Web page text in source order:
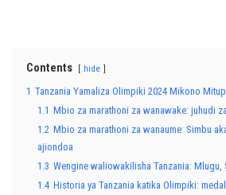
Contents hide
1 Tanzania Yamaliza Olimpiki 2024 Mikono
1.1 Mbio za marathoni za wanawake: juhudi
1.2 Mbio za marathoni za wanaume: Simbu
ajiondoa
1.3 Wengine waliowakilisha Tanzania:
1.4 Historia ya Tanzania katika Olimpiki: